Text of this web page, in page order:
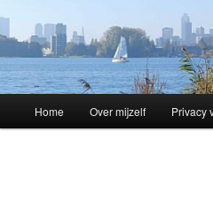
Skip
Home Over mijzelf Privacy